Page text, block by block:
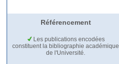
Référencement
Les publications encodées
constituent la bibliographie académique
de l'Université.